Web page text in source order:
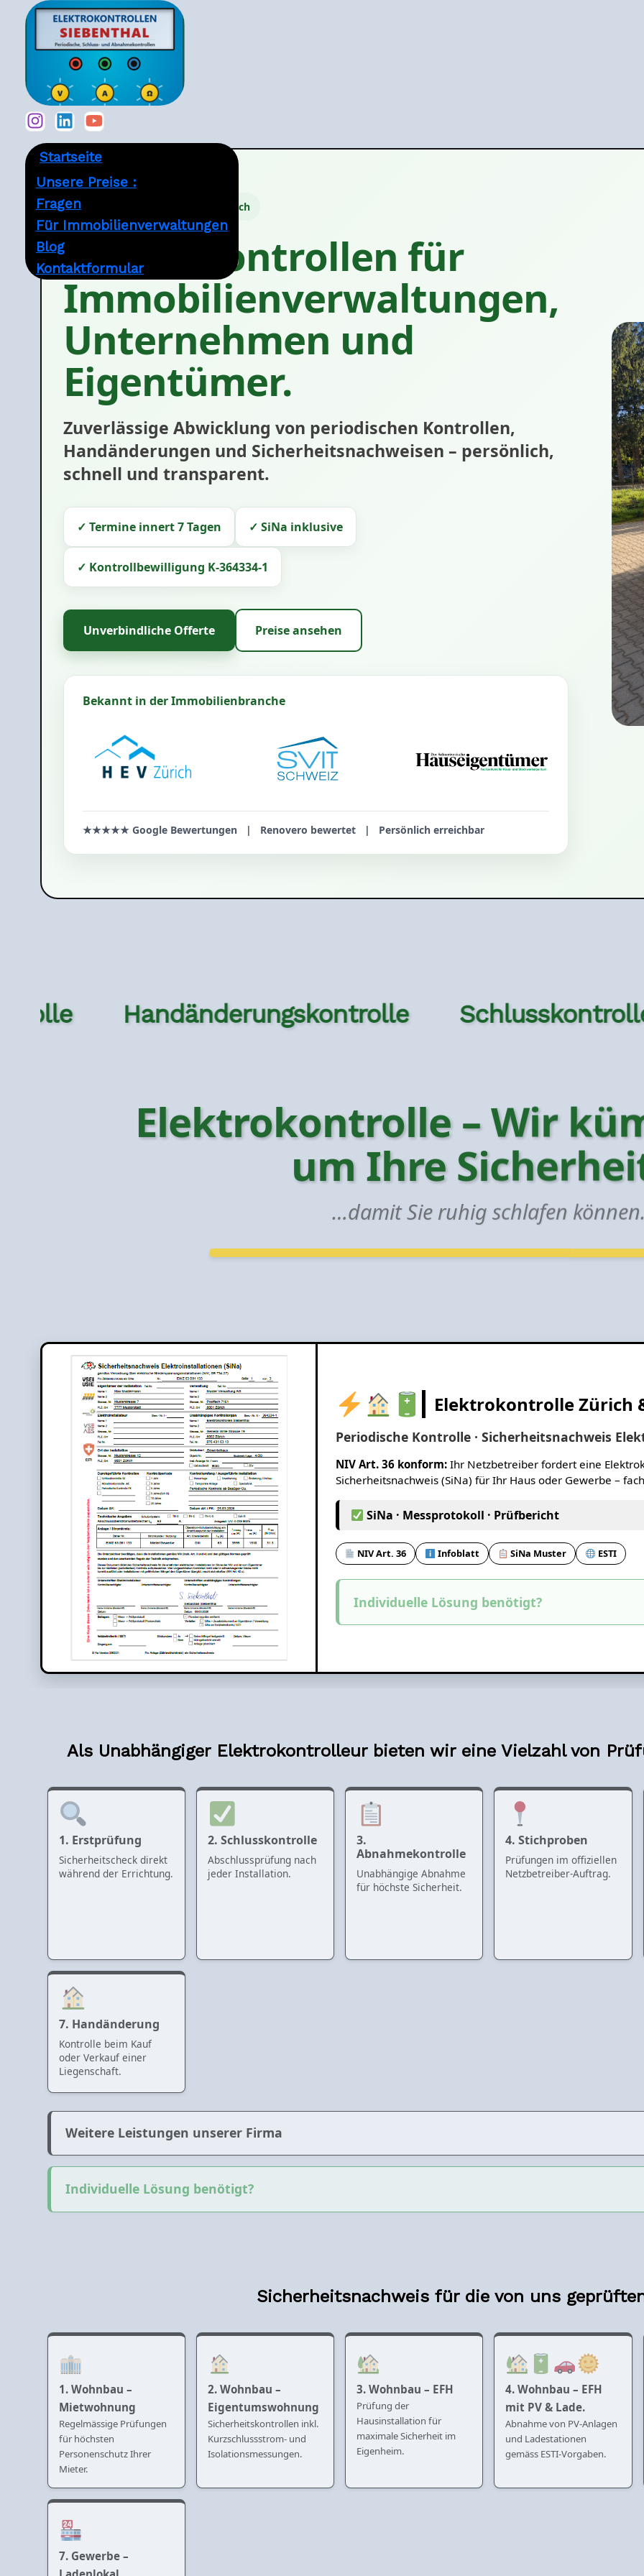
Zum
Inhalt
springen
Startseite
Unsere Preise :
Fragen
Für Immobilienverwaltungen
Blog
Kontaktformular
Elektrokontrollen im Kanton Zürich
Elektrokontrollen für
Immobilienverwaltungen,
Unternehmen und
Eigentümer.
Zuverlässige Abwicklung von periodischen Kontrollen,
Handänderungen und Sicherheitsnachweisen – persönlich,
schnell und transparent.
✓ Termine innert 7 Tagen ✓ SiNa inklusive
✓ Kontrollbewilligung K-364334-1
Unverbindliche Offerte Preise ansehen
Bekannt in der Immobilienbranche
★★★★★ Google Bewertungen | Renovero bewertet | Persönlich erreichbar
Handänderungskontrolle Schlusskontrolle
Elektrokontrolle – Wir
um Ihre
…damit Sie ruhig schlafen können.
Elektrokontrolle Zürich
Periodische Kontrolle · Sicherheitsnachweis
NIV Art. 36 konform:Ihr Netzbetreiber fordert eine
Sicherheitsnachweis (SiNa) für Ihr Haus oder Gewerbe –
SiNa · Messprotokoll · Prüfbericht
NIV Art. 36 Infoblatt SiNa Muster ESTI
Individuelle Lösung benötigt?
Als Unabhängiger Elektrokontrolleur bieten wir eine Vielzahl von
1. Erstprüfung
Sicherheitscheck direkt
während der Errichtung.
2. Schlusskontrolle
Abschlussprüfung nach
jeder Installation.
3.
Abnahmekontrolle
Unabhängige Abnahme
für höchste Sicherheit.
4. Stichproben
Prüfungen im offiziellen
Netzbetreiber-Auftrag.
7. Handänderung
Kontrolle beim Kauf
oder Verkauf einer
Liegenschaft.
Weitere Leistungen unserer Firma
Individuelle Lösung benötigt?
Sicherheitsnachweis für die von uns
1. Wohnbau –
Mietwohnung
Regelmässige Prüfungen
für höchsten
Personenschutz Ihrer
Mieter.
2. Wohnbau –
Eigentumswohnung
Sicherheitskontrollen inkl.
Kurzschlussstrom- und
Isolationsmessungen.
3. Wohnbau – EFH
Prüfung der
Hausinstallation für
maximale Sicherheit im
Eigenheim.
4. Wohnbau – EFH
mit PV & Lade.
Abnahme von PV-Anlagen
und Ladestationen
gemäss ESTI-Vorgaben.
7. Gewerbe –